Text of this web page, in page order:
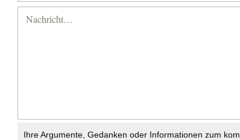
Ihre Argumente, Gedanken oder Informationen zum